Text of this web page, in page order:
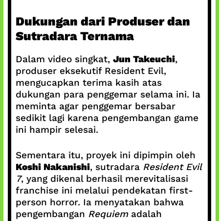
Dukungan dari Produser dan
Sutradara Ternama
Dalam video singkat, Jun Takeuchi,
produser eksekutif Resident Evil,
mengucapkan terima kasih atas
dukungan para penggemar selama ini. Ia
meminta agar penggemar bersabar
sedikit lagi karena pengembangan game
ini hampir selesai.
Sementara itu, proyek ini dipimpin oleh
Koshi Nakanishi, sutradara Resident Evil
7, yang dikenal berhasil merevitalisasi
franchise ini melalui pendekatan first-
person horror. Ia menyatakan bahwa
pengembangan Requiemadalah